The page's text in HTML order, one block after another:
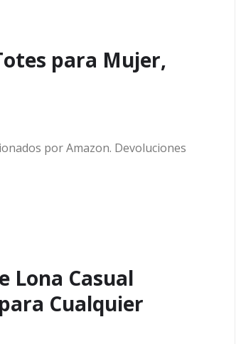
para Mujer,
por Amazon. Devoluciones
Lona Casual
Cualquier